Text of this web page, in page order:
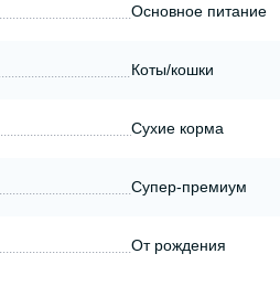
Основное питание
Коты/кошки
Сухие корма
Супер-премиум
От рождения